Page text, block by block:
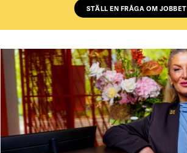
STÄLL EN FRÅGA OM JOBBET